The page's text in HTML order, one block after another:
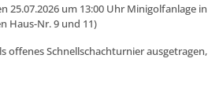
25.07.2026 um 13:00 Uhr Minigolfanlage in
Haus-Nr. 9 und 11)
offenes Schnellschachturnier ausgetragen,